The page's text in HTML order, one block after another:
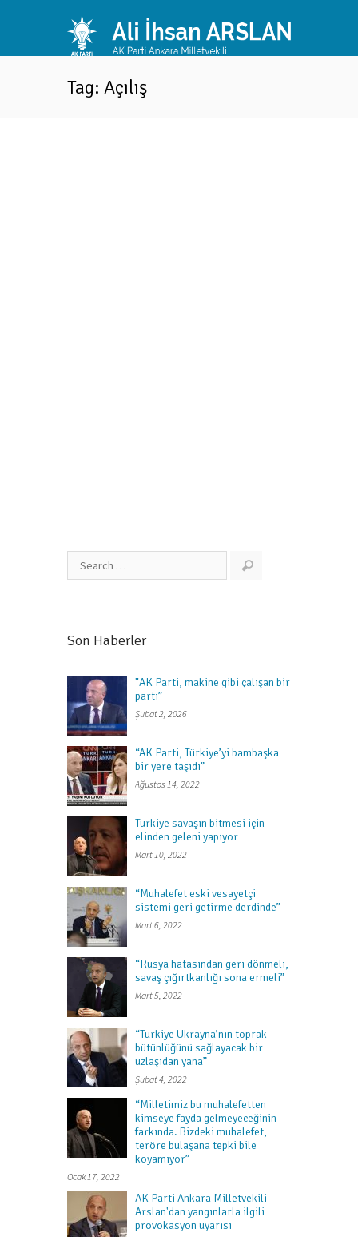
Tag: Açılış
Son Haberler
"AK Parti, makine gibi çalışan bir
parti”
Şubat 2, 2026
“AK Parti, Türkiye’yi bambaşka
bir yere taşıdı”
Ağustos 14, 2022
Türkiye savaşın bitmesi için
elinden geleni yapıyor
Mart 10, 2022
“Muhalefet eski vesayetçi
sistemi geri getirme derdinde”
Mart 6, 2022
“Rusya hatasından geri dönmeli,
savaş çığırtkanlığı sona ermeli”
Mart 5, 2022
“Türkiye Ukrayna’nın toprak
bütünlüğünü sağlayacak bir
uzlaşıdan yana”
Şubat 4, 2022
“Milletimiz bu muhalefetten
kimseye fayda gelmeyeceğinin
farkında. Bizdeki muhalefet,
teröre bulaşana tepki bile
koyamıyor”
Ocak 17, 2022
AK Parti Ankara Milletvekili
Arslan'dan yangınlarla ilgili
provokasyon uyarısı